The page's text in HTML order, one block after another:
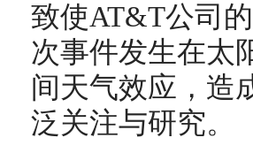
致使AT&T公司
次事件发生在太
间天气效应，造
泛关注与研究。